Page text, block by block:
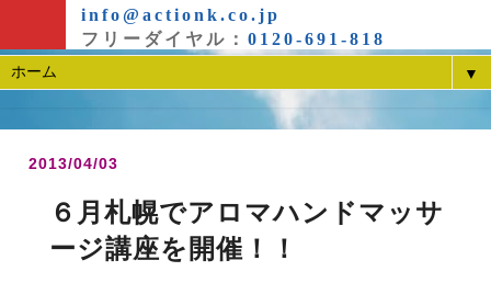
info@actionk.co.jp
フリーダイヤル： 0120-691-818
▼
2013/04/03
６月札幌でアロマハンドマッサ
ージ講座を開催！！